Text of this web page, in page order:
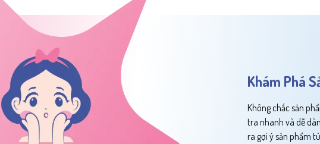
Khám Phá
Không chắc sản
tra nhanh và dễ
ra gợi ý sản phẩm